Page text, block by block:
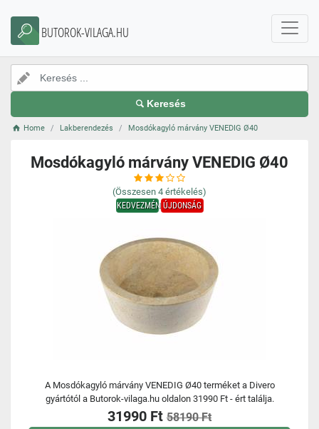
BUTOROK-VILAGA.HU
Keresés
Home Lakberendezés Mosdókagyló márvány VENEDIG Ø40
Mosdókagyló márvány VENEDIG Ø40
(Összesen 4 értékelés)
KEDVEZMÉNYÚJDONSÁG
A Mosdókagyló márvány VENEDIG Ø40 terméket a Divero
gyártótól a Butorok-vilaga.hu oldalon 31990 Ft - ért találja.
31990 Ft 58190 Ft